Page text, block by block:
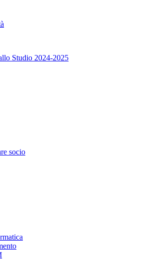
Studio 2024-2025
socio